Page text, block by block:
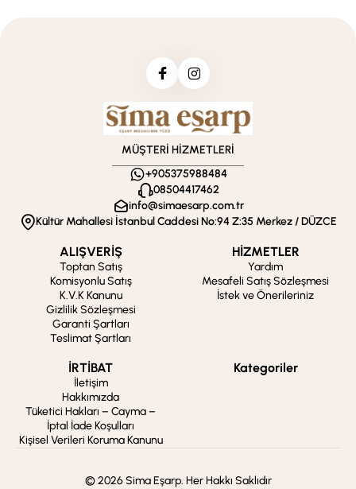
MÜŞTERİ HİZMETLERİ
+905375988484
08504417462
info@simaesarp.com.tr
Kültür Mahallesi İstanbul Caddesi No:94 Z:35 Merkez / DÜZCE
ALIŞVERİŞ
Toptan Satış
Komisyonlu Satış
K.V.K Kanunu
Gizlilik Sözleşmesi
Garanti Şartları
Teslimat Şartları
HİZMETLER
Yardım
Mesafeli Satış Sözleşmesi
İstek ve Önerileriniz
İRTİBAT
İletişim
Hakkımızda
Tüketici Hakları – Cayma –
İptal İade Koşulları
Kişisel Verileri Koruma Kanunu
Kategoriler
© 2026 Sima Eşarp. Her Hakkı Saklıdır